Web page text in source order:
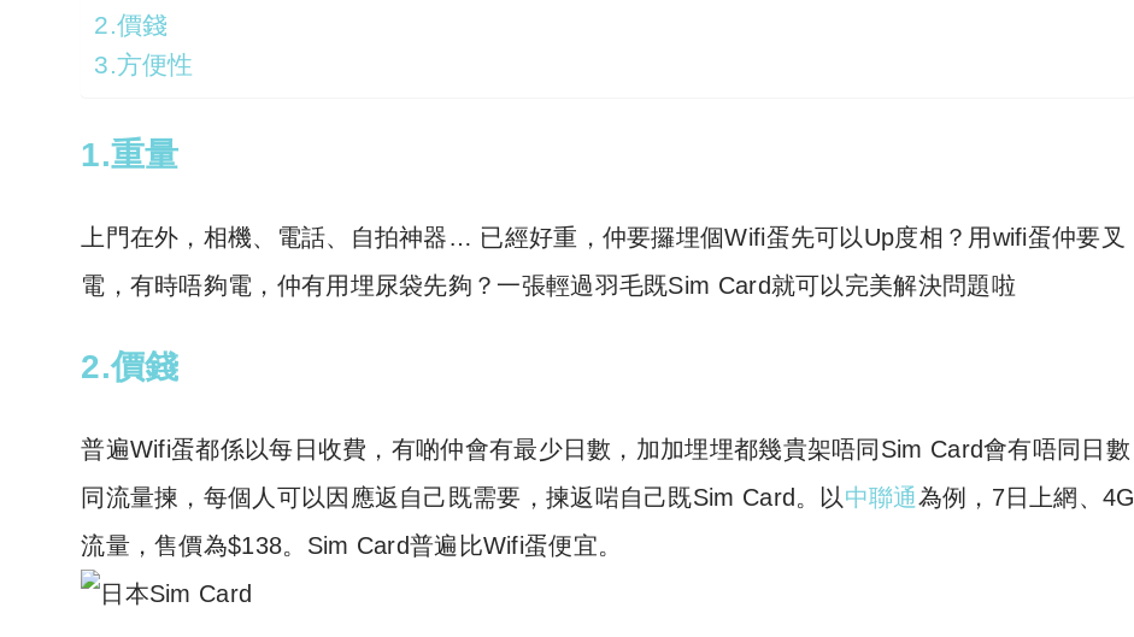
2.價錢
3.方便性
1.重量
上門在外，相機、電話、自拍神器… 已經好重，仲要攞埋個Wifi蛋先可以Up度相？用wifi蛋仲要叉
電，有時唔夠電，仲有用埋尿袋先夠？一張輕過羽毛既Sim Card就可以完美解決問題啦
2.價錢
普遍Wifi蛋都係以每日收費，有啲仲會有最少日數，加加埋埋都幾貴架唔同Sim Card會有唔同日數
同流量揀，每個人可以因應返自己既需要，揀返啱自己既Sim Card。以中聯通為例，7日上網、4G
流量，售價為$138。Sim Card普遍比Wifi蛋便宜。